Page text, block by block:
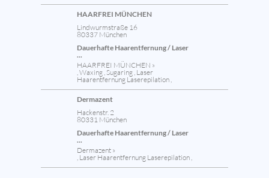
HAARFREI MÜNCHEN
Lindwurmstraße 16
80337 München
Dauerhafte Haarentfernung / Laser
...
HAARFREI MÜNCHEN »
, Waxing , Sugaring , Laser
Haarentfernung Laserepilation ,
Dermazent
Hackenstr. 2
80331 München
Dauerhafte Haarentfernung / Laser
...
Dermazent »
, Laser Haarentfernung Laserepilation ,